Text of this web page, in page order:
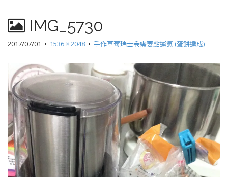
IMG_5730
2017/07/01 • 1536 × 2048 • 手作草莓瑞士卷需要點運氣 (蛋餅達成)